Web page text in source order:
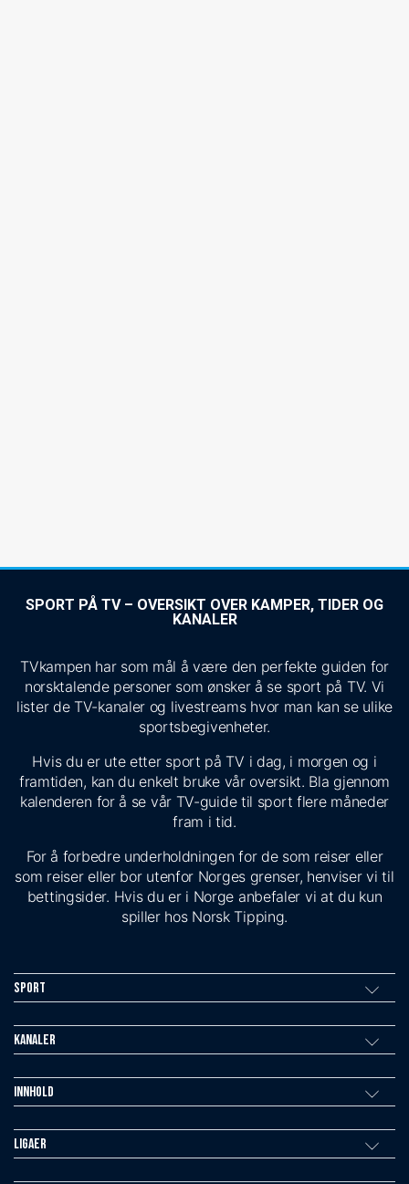
SPORT PÅ TV – OVERSIKT OVER KAMPER, TIDER OG
KANALER
TVkampen har som mål å være den perfekte guiden for
norsktalende personer som ønsker å se sport på TV. Vi
lister de TV-kanaler og livestreams hvor man kan se ulike
sportsbegivenheter.
Hvis du er ute etter sport på TV i dag, i morgen og i
framtiden, kan du enkelt bruke vår oversikt. Bla gjennom
kalenderen for å se vår TV-guide til sport flere måneder
fram i tid.
For å forbedre underholdningen for de som reiser eller
som reiser eller bor utenfor Norges grenser, henviser vi til
bettingsider. Hvis du er i Norge anbefaler vi at du kun
spiller hos Norsk Tipping.
Sport
Kanaler
Innhold
Ligaer